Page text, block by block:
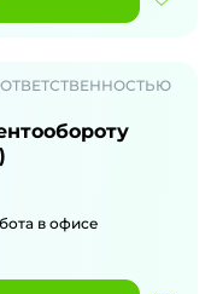
в офисе